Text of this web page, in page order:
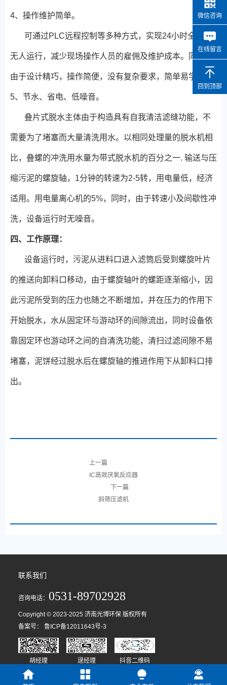
4、操作维护简单。
可通过PLC远程控制等多种方式，实现24小时全自动
无人运行，减少现场操作人员的雇佣及维护成本。同时，
由于设计精巧，操作简便，没有复杂要求，简单易学。
5、节水、省电、低噪音。
叠片式脱水主体由于构造具有自我清洁滤缝功能，不
需要为了堵塞而大量清洗用水。以相同处理量的脱水机相
比，叠螺的冲洗用水量为带式脱水机的百分之一. 输送与压
缩污泥的螺旋轴，1分钟的转速为2-5转，用电量低，经济
适用。用电量离心机的5%，同时，由于转速小及间歇性冲
洗，设备运行时无噪音。
四、工作原理：
设备运行时，污泥从进料口进入滤筒后受到螺旋叶片
的推送向卸料口移动，由于螺旋轴叶的螺距逐渐缩小，因
此污泥所受到的压力也随之不断增加，并在压力的作用下
开始脱水，水从固定环与游动环的间隙流出，同时设备依
靠固定环也游动环之间的自清洗功能，清扫过滤间隙不易
堵塞，泥饼经过脱水后在螺旋轴的推进作用下从卸料口排
出。
上一篇
IC高效厌氧反应器
下一篇
斜筛压滤机
联系我们
咨询电话： 0531-89702928
Copyright © 2023-2025 济南光博环保 版权所有
备案号：鲁ICP备12011643号-3
胡经理 逯经理 抖音二维码
微信咨询
在线留言
回到顶部